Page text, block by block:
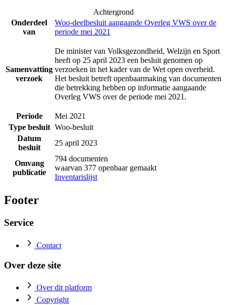
Achtergrond
Onderdeel
van
Woo-deelbesluit aangaande Overleg VWS over de
periode mei 2021
Samenvatting
verzoek
De minister van Volksgezondheid, Welzijn en Sport
heeft op 25 april 2023 een besluit genomen op
verzoeken in het kader van de Wet open overheid.
Het besluit betreft openbaarmaking van documenten
die betrekking hebben op informatie aangaande
Overleg VWS over de periode mei 2021.
Periode
Mei 2021
Type besluit Woo-besluit
Datum
besluit
25 april 2023
Omvang
publicatie
794 documenten
waarvan 377 openbaar gemaakt
Inventarislijst
Footer
Service
Contact
Over deze site
Over dit platform
Copyright